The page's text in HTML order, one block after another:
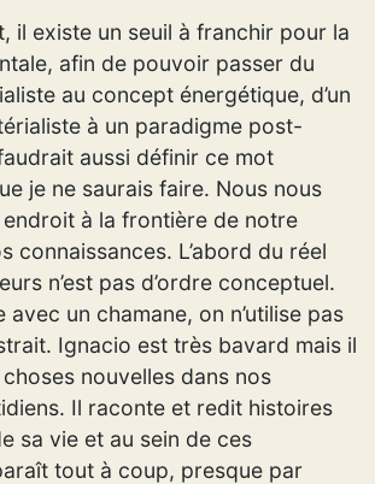
il existe un seuil à franchir pour la
afin de pouvoir passer du
au concept énergétique, d’un
à un paradigme post-
aussi définir ce mot
je ne saurais faire. Nous nous
à la frontière de notre
connaissances. L’abord du réel
n’est pas d’ordre conceptuel.
avec un chamane, on n’utilise pas
Ignacio est très bavard mais il
nouvelles dans nos
Il raconte et redit histoires
sa vie et au sein de ces
tout à coup, presque par